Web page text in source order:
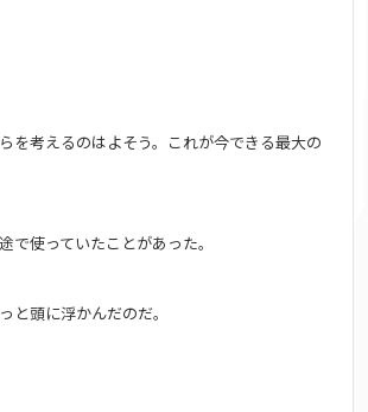
を考えるのはよそう。これが今できる最大の
で使っていたことがあった。
と頭に浮かんだのだ。